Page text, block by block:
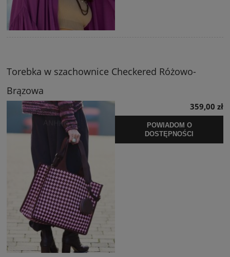
Torebka w szachownice Checkered Różowo-
Brązowa
359,00 zł
POWIADOM O
DOSTĘPNOŚCI